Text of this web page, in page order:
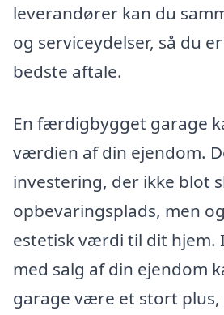
leverandører kan du
og serviceydelser, så du
bedste aftale.
En færdigbygget garage
værdien af din ejendom.
investering, der ikke blot
opbevaringsplads, men
estetisk værdi til dit hjem.
med salg af din ejendom
garage være et stort